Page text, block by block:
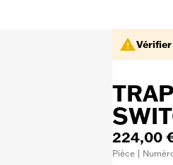
224,00
Pièce |